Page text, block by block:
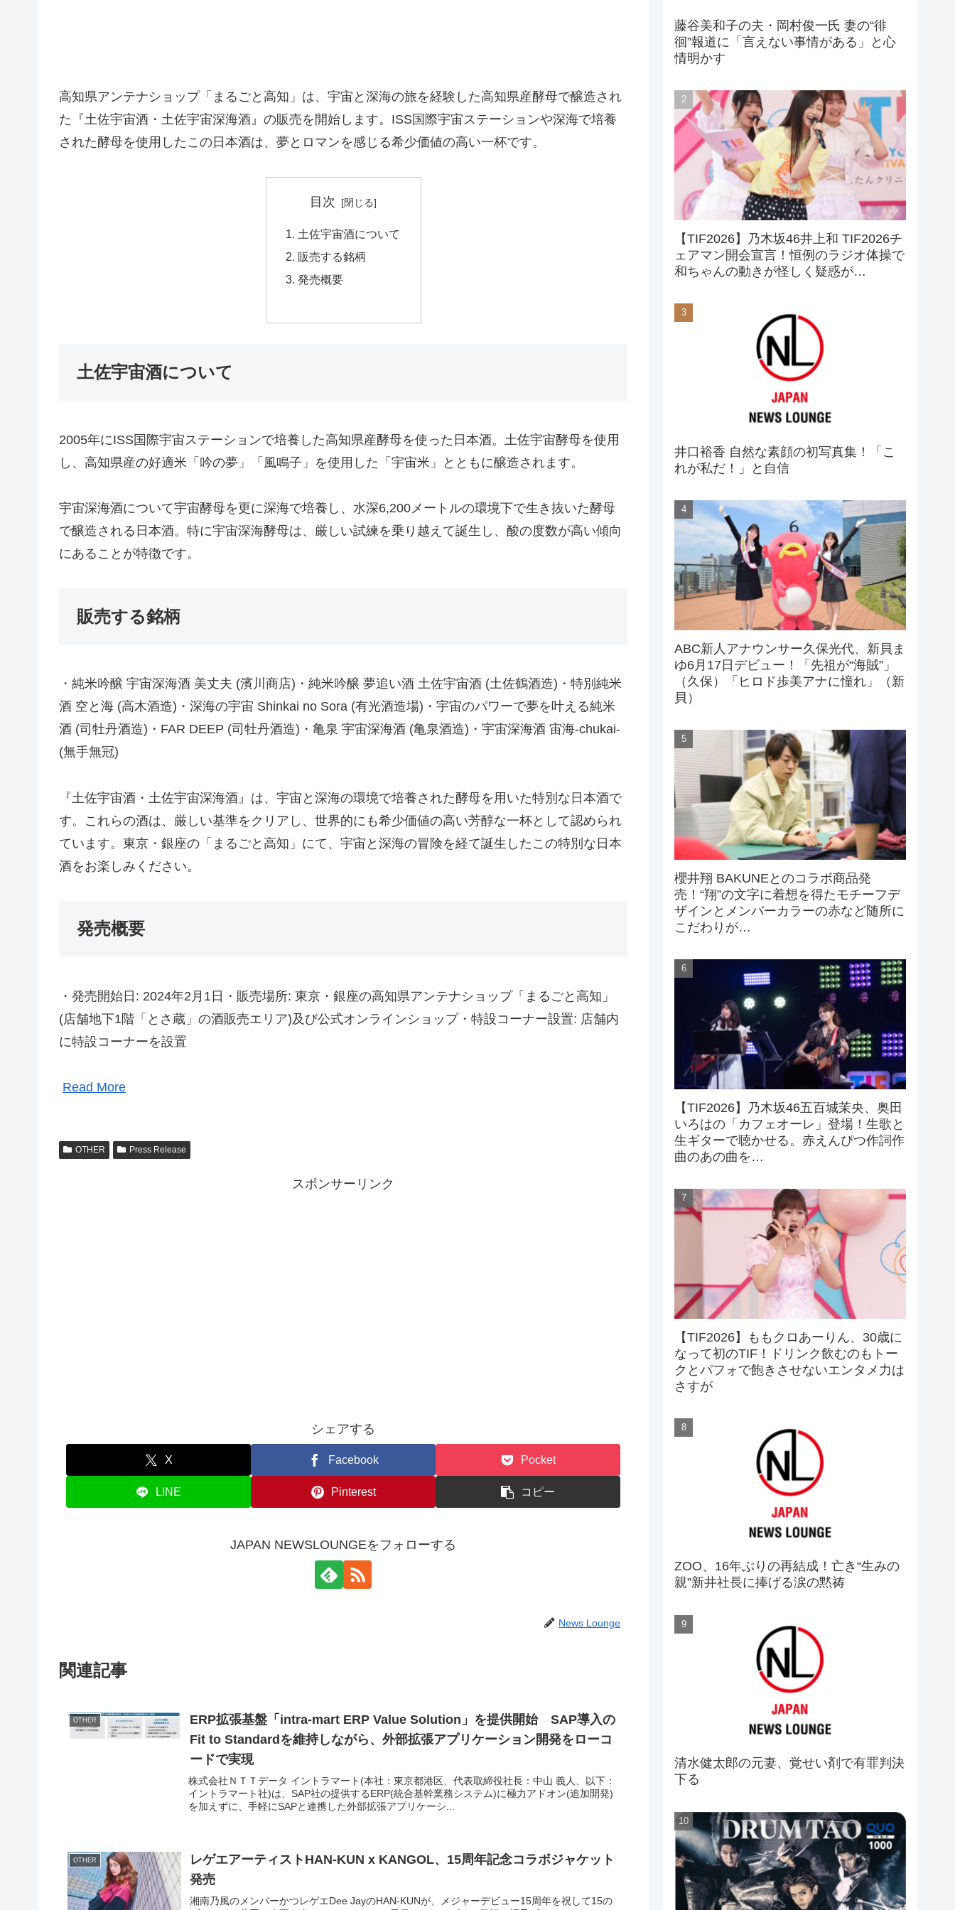
高知県アンテナショップ「まるごと高知」は、宇宙と深海の旅を経験した高知県産酵母で醸造され
た『土佐宇宙酒・土佐宇宙深海酒』の販売を開始します。ISS国際宇宙ステーションや深海で培養
された酵母を使用したこの日本酒は、夢とロマンを感じる希少価値の高い一杯です。
目次
土佐宇宙酒について
販売する銘柄
発売概要
土佐宇宙酒について
2005年にISS国際宇宙ステーションで培養した高知県産酵母を使った日本酒。土佐宇宙酵母を使用
し、高知県産の好適米「吟の夢」「風鳴子」を使用した「宇宙米」とともに醸造されます。
宇宙深海酒について宇宙酵母を更に深海で培養し、水深6,200メートルの環境下で生き抜いた酵母
で醸造される日本酒。特に宇宙深海酵母は、厳しい試練を乗り越えて誕生し、酸の度数が高い傾向
にあることが特徴です。
販売する銘柄
・純米吟醸 宇宙深海酒 美丈夫 (濱川商店)・純米吟醸 夢追い酒 土佐宇宙酒 (土佐鶴酒造)・特別純米
酒 空と海 (高木酒造)・深海の宇宙 Shinkai no Sora (有光酒造場)・宇宙のパワーで夢を叶える純米
酒 (司牡丹酒造)・FAR DEEP (司牡丹酒造)・亀泉 宇宙深海酒 (亀泉酒造)・宇宙深海酒 宙海-chukai-
(無手無冠)
『土佐宇宙酒・土佐宇宙深海酒』は、宇宙と深海の環境で培養された酵母を用いた特別な日本酒で
す。これらの酒は、厳しい基準をクリアし、世界的にも希少価値の高い芳醇な一杯として認められ
ています。東京・銀座の「まるごと高知」にて、宇宙と深海の冒険を経て誕生したこの特別な日本
酒をお楽しみください。
発売概要
・発売開始日: 2024年2月1日・販売場所: 東京・銀座の高知県アンテナショップ「まるごと高知」
(店舗地下1階「とさ蔵」の酒販売エリア)及び公式オンラインショップ・特設コーナー設置: 店舗内
に特設コーナーを設置
Read More
OTHER Press Release
スポンサーリンク
シェアする
X Facebook Pocket
LINE Pinterest コピー
JAPAN NEWSLOUNGEをフォローする
News Lounge
関連記事
OTHER
ERP拡張基盤「intra-mart ERP Value Solution」を提供開始 SAP導入の
Fit to Standardを維持しながら、外部拡張アプリケーション開発をローコ
ードで実現
株式会社ＮＴＴデータ イントラマート(本社：東京都港区、代表取締役社長：中山 義人、以下：
イントラマート社)は、SAP社の提供するERP(統合基幹業務システム)に極力アドオン(追加開発)
を加えずに、手軽にSAPと連携した外部拡張アプリケーシ...
OTHER
レゲエアーティストHAN-KUN x KANGOL、15周年記念コラボジャケット
発売
湘南乃風のメンバーかつレゲエDee JayのHAN-KUNが、メジャーデビュー15周年を祝して15の
藤谷美和子の夫・岡村俊一氏 妻の“徘
徊”報道に「言えない事情がある」と心
情明かす
【TIF2026】乃木坂46井上和 TIF2026チ
ェアマン開会宣言！恒例のラジオ体操で
和ちゃんの動きが怪しく疑惑が…
井口裕香 自然な素顔の初写真集！「こ
れが私だ！」と自信
ABC新人アナウンサー久保光代、新貝ま
ゆ6月17日デビュー！「先祖が“海賊”」
（久保）「ヒロド歩美アナに憧れ」（新
貝）
櫻井翔 BAKUNEとのコラボ商品発
売！“翔”の文字に着想を得たモチーフデ
ザインとメンバーカラーの赤など随所に
こだわりが…
【TIF2026】乃木坂46五百城茉央、奥田
いろはの「カフェオーレ」登場！生歌と
生ギターで聴かせる。赤えんぴつ作詞作
曲のあの曲を…
【TIF2026】ももクロあーりん、30歳に
なって初のTIF！ドリンク飲むのもトー
クとパフォで飽きさせないエンタメ力は
さすが
ZOO、16年ぶりの再結成！亡き“生みの
親”新井社長に捧げる涙の黙祷
清水健太郎の元妻、覚せい剤で有罪判決
下る